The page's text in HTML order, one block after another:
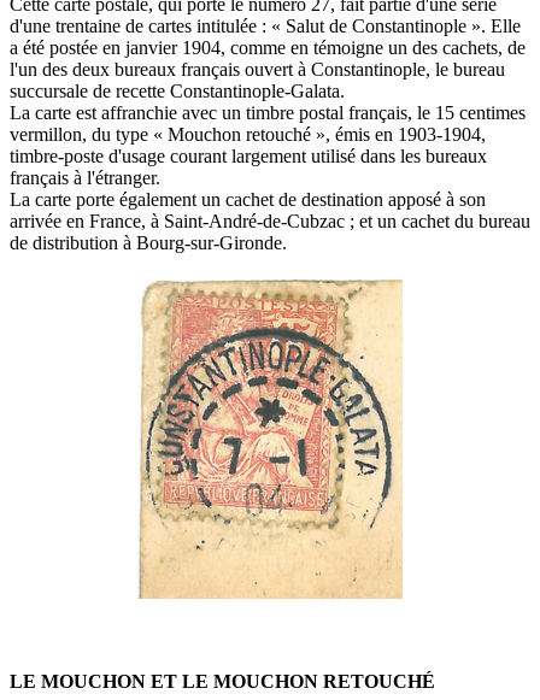
d'une trentaine de cartes intitulée : « Salut de Constantinople ». Elle
a été postée en janvier 1904, comme en témoigne un des cachets, de
l'un des deux bureaux français ouvert à Constantinople, le bureau
succursale de recette Constantinople-Galata.
La carte est affranchie avec un timbre postal français, le 15 centimes
vermillon, du type « Mouchon retouché », émis en 1903-1904,
timbre-poste d'usage courant largement utilisé dans les bureaux
français à l'étranger.
La carte porte également un cachet de destination apposé à son
arrivée en France, à Saint-André-de-Cubzac ; et un cachet du bureau
de distribution à Bourg-sur-Gironde.
LE MOUCHON ET LE MOUCHON RETOUCHÉ